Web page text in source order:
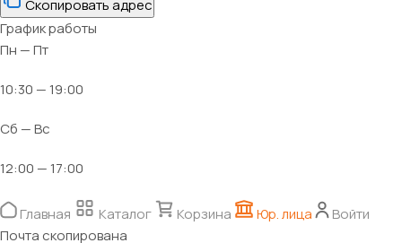
Скопировать адрес
График работы
Пн — Пт
10:30 — 19:00
Сб — Вс
12:00 — 17:00
Главная Каталог Корзина Юр. лица
Войти
Почта скопирована